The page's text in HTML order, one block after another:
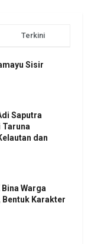
Terkini
Sisir
Saputra
Taruna
dan
Warga
Bentuk Karakter